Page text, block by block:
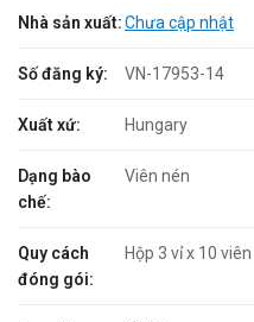
Nhà sản xuất:Chưa cập nhật
Số đăng ký: VN-17953-14
Xuất xứ: Hungary
Dạng bào
chế:
Viên nén
Quy cách
đóng gói:
Hộp 3 vỉ x 10 viên